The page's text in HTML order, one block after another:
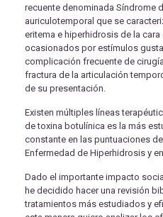
recuente denominada Síndrome
auriculotemporal que se
eritema e hiperhidrosis de la cara
ocasionados por estímulos
complicación frecuente de
fractura de la articulación
de su presentación.
Existen múltiples líneas
de toxina botulínica es la más
constante en las puntuaciones
Enfermedad de Hiperhidrosis y
Dado el importante impacto
he decidido hacer una revisión
tratamientos más estudiados y